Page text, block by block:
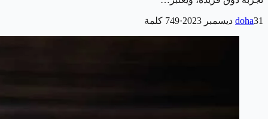
doha31 ديسمبر 2023 ·
749 كلمة